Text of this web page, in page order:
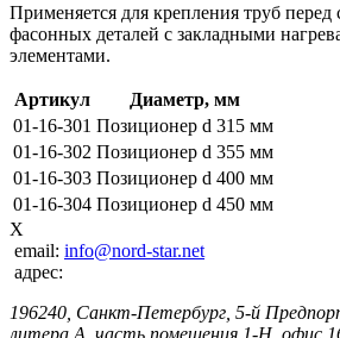
Применяется для крепления труб
фасонных деталей с закладными
элементами.
Артикул
Диаметр, мм
01-16-301 Позиционер d 315 мм
01-16-302 Позиционер d 355 мм
01-16-303 Позиционер d 400 мм
01-16-304 Позиционер d 450 мм
X
email: info@nord-star.net
адрес:
196240, Санкт-Петербург, 5-й
литера А, часть помещения 1-Н, офис